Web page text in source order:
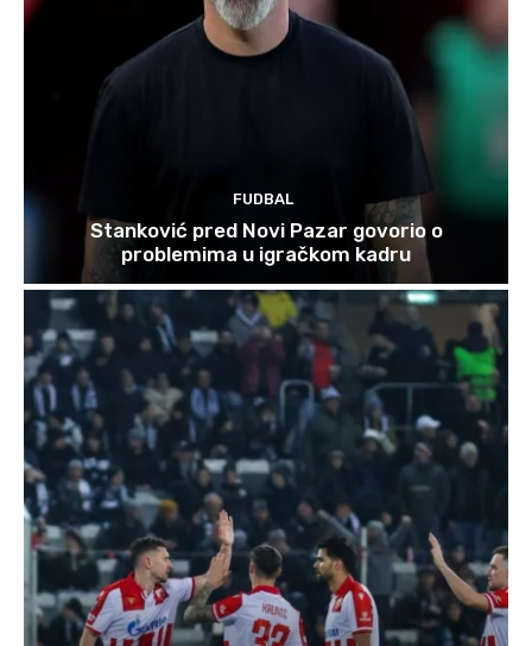
FUDBAL
Stanković pred Novi Pazar govorio o
problemima u igračkom kadru